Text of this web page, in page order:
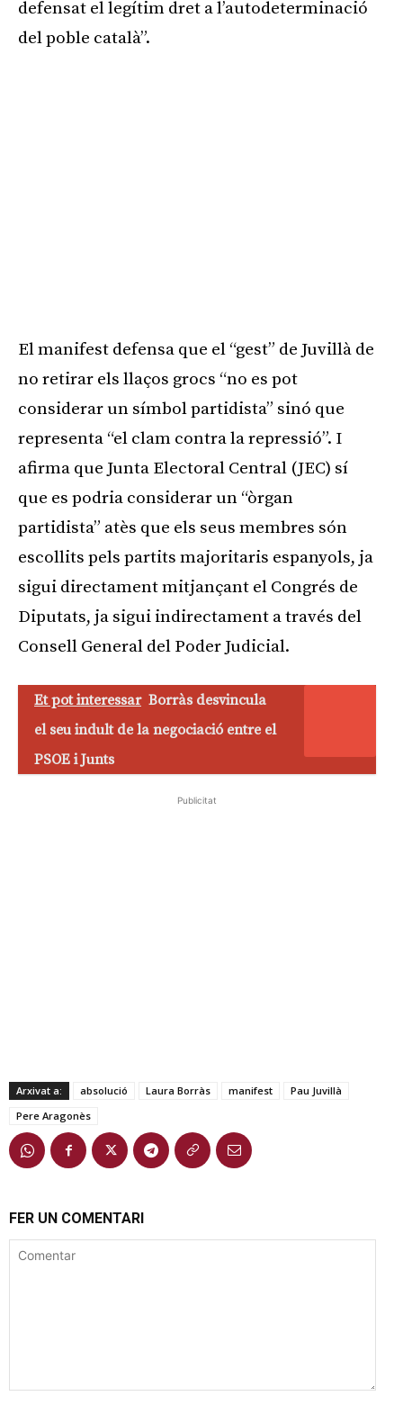
defensat el legítim dret a l’autodeterminació
del poble català”.
El manifest defensa que el “gest” de Juvillà de
no retirar els llaços grocs “no es pot
considerar un símbol partidista” sinó que
representa “el clam contra la repressió”. I
afirma que Junta Electoral Central (JEC) sí
que es podria considerar un “òrgan
partidista” atès que els seus membres són
escollits pels partits majoritaris espanyols, ja
sigui directament mitjançant el Congrés de
Diputats, ja sigui indirectament a través del
Consell General del Poder Judicial.
Et pot interessar Borràs desvincula
el seu indult de la negociació entre el
PSOE i Junts
Publicitat
Arxivat a: absolució Laura Borràs manifest
Pau Juvillà
Pere Aragonès
FER UN COMENTARI